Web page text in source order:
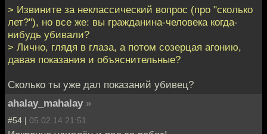
> Извините за неклассический вопрос (про "сколько
лет?"), но все же: вы гражданина-человека когда-
нибудь убивали?
> Лично, глядя в глаза, а потом созерцая агонию,
давая показания и объяснительные?
Сколько ты уже дал показаний убивец?
ahalay_mahalay »
#54 | 05.02.14 21:51